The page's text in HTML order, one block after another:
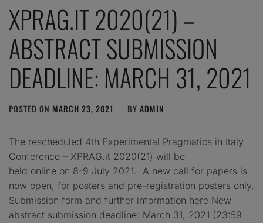
XPRAG.IT 2020(21) –
ABSTRACT SUBMISSION
DEADLINE: MARCH 31, 2021
POSTED ON MARCH 23, 2021 BY ADMIN
The rescheduled 4th Experimental Pragmatics in Italy
Conference – XPRAG.it 2020(21) will be
held online on 8-9 July 2021. A new call for papers is
now open, for posters and pre-registration posters only.
Submission form and further information here New
abstract submission deadline: March 31, 2021 (23:59